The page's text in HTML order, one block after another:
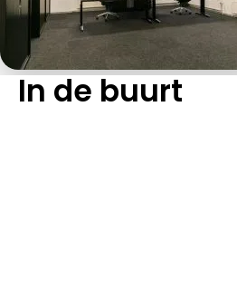
In de buurt